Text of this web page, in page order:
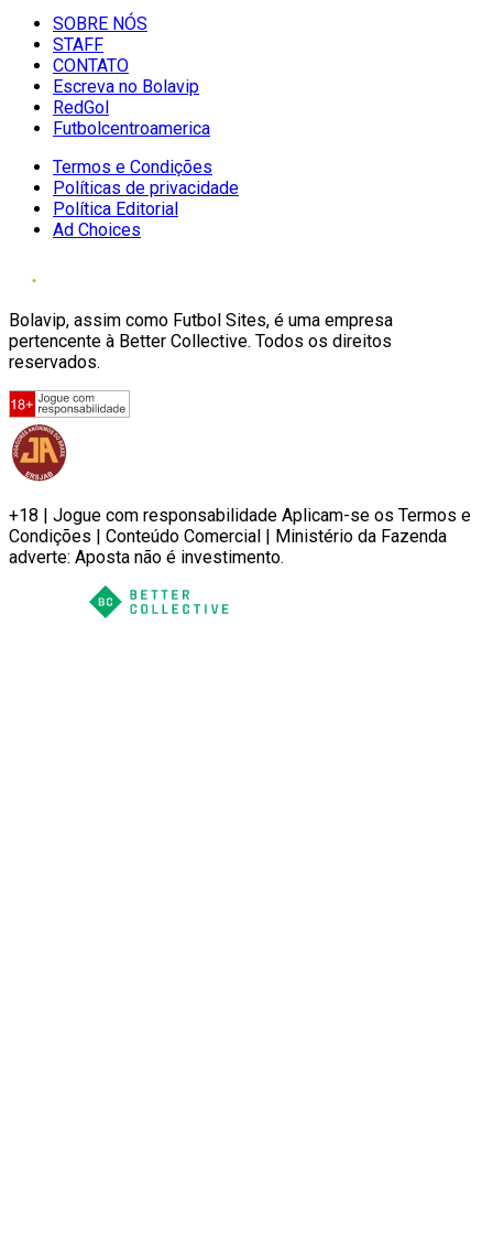
SOBRE NÓS
STAFF
CONTATO
Escreva no Bolavip
RedGol
Futbolcentroamerica
Termos e Condições
Políticas de privacidade
Política Editorial
Ad Choices
Bolavip, assim como Futbol Sites, é uma empresa
pertencente à Better Collective. Todos os direitos
reservados.
+18 | Jogue com responsabilidade Aplicam-se os Termos e
Condições | Conteúdo Comercial | Ministério da Fazenda
adverte: Aposta não é investimento.